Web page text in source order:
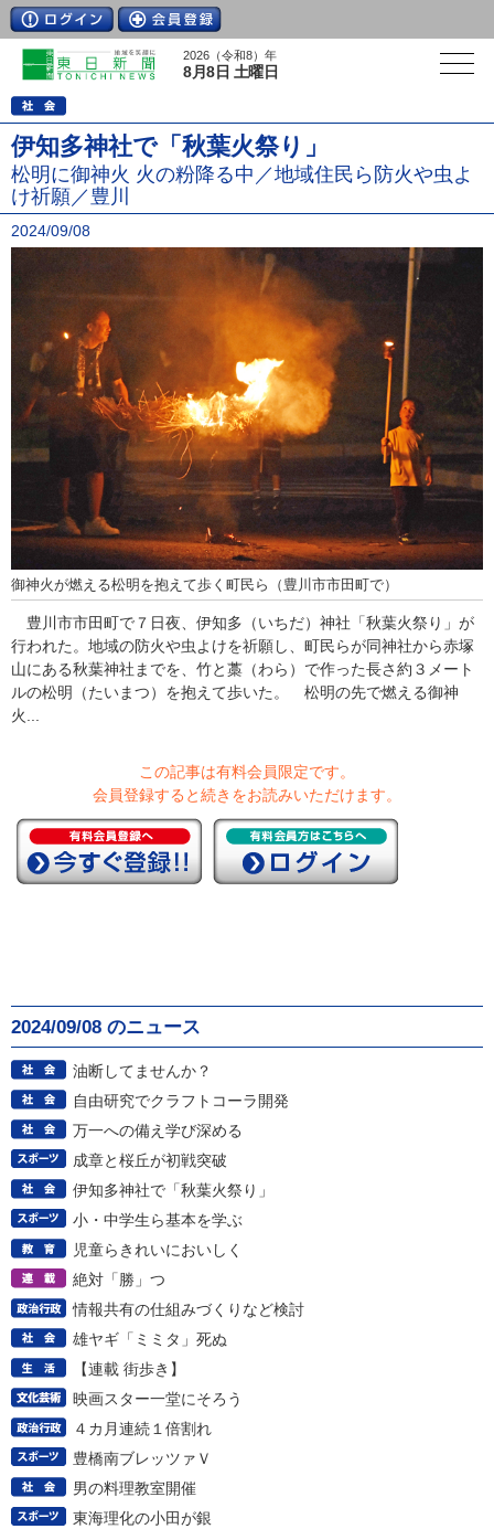
2026（令和8）年
8月8日 土曜日
伊知多神社で「秋葉火祭り」
松明に御神火 火の粉降る中／地域住民ら防火や虫よ
け祈願／豊川
2024/09/08
御神火が燃える松明を抱えて歩く町民ら（豊川市市田町で）
豊川市市田町で７日夜、伊知多（いちだ）神社「秋葉火祭り」が
行われた。地域の防火や虫よけを祈願し、町民らが同神社から赤塚
山にある秋葉神社までを、竹と藁（わら）で作った長さ約３メート
ルの松明（たいまつ）を抱えて歩いた。 松明の先で燃える御神
火...
この記事は有料会員限定です。
会員登録すると続きをお読みいただけます。
2024/09/08 のニュース
油断してませんか？
自由研究でクラフトコーラ開発
万一への備え学び深める
成章と桜丘が初戦突破
伊知多神社で「秋葉火祭り」
小・中学生ら基本を学ぶ
児童らきれいにおいしく
絶対「勝」つ
情報共有の仕組みづくりなど検討
雄ヤギ「ミミタ」死ぬ
【連載 街歩き】
映画スター一堂にそろう
４カ月連続１倍割れ
豊橋南ブレッツァＶ
男の料理教室開催
東海理化の小田が銀